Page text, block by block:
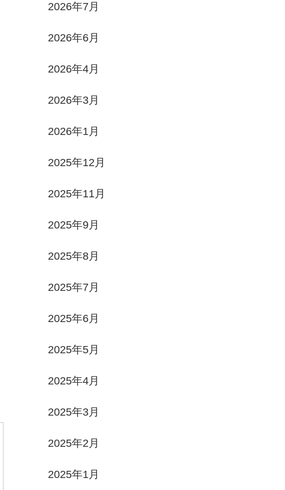
2026年7月
2026年6月
2026年4月
2026年3月
2026年1月
2025年12月
2025年11月
2025年9月
2025年8月
2025年7月
2025年6月
2025年5月
2025年4月
2025年3月
2025年2月
2025年1月